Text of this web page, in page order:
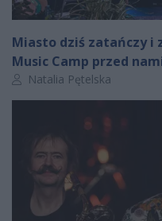
Miasto dziś zatańczy i
Music Camp przed
Autor artykułu:
Natalia Pętelska